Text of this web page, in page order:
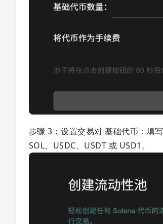
步骤 3：设置交易对 基础代币：填
SOL、USDC、USDT 或 USD1。